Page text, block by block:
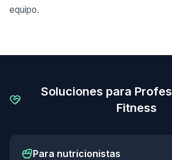
equipo.
Soluciones para
Fitness
Para nutricionistas